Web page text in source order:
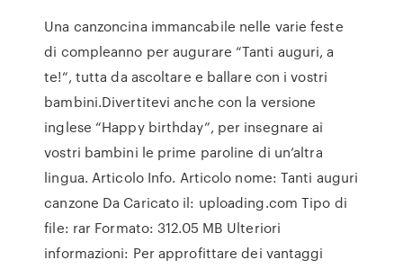
Una canzoncina immancabile nelle varie feste
di compleanno per augurare “Tanti auguri, a
te!“, tutta da ascoltare e ballare con i vostri
bambini.Divertitevi anche con la versione
inglese “Happy birthday”, per insegnare ai
vostri bambini le prime paroline di un’altra
lingua. Articolo Info. Articolo nome: Tanti auguri
canzone Da Caricato il: uploading.com Tipo di
file: rar Formato: 312.05 MB Ulteriori
informazioni: Per approfittare dei vantaggi